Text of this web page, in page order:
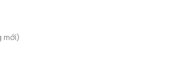
mới)